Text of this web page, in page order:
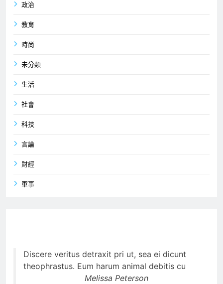
政治
教育
時尚
未分類
生活
社會
科技
言論
財經
軍事
Discere veritus detraxit pri ut, sea ei dicunt
theophrastus. Eum harum animal debitis cu
Melissa Peterson